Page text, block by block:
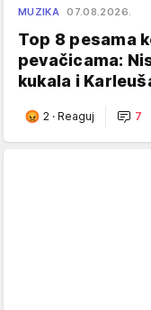
MUZIKA 07.08.2026.
Top 8 pesama
pevačicama:
kukala i
2 · Reaguj 7